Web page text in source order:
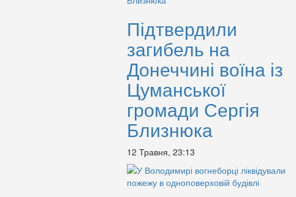
Підтвердили
загибель на
Донеччині воїна із
Цуманської
громади Сергія
Близнюка
12 Травня, 23:13